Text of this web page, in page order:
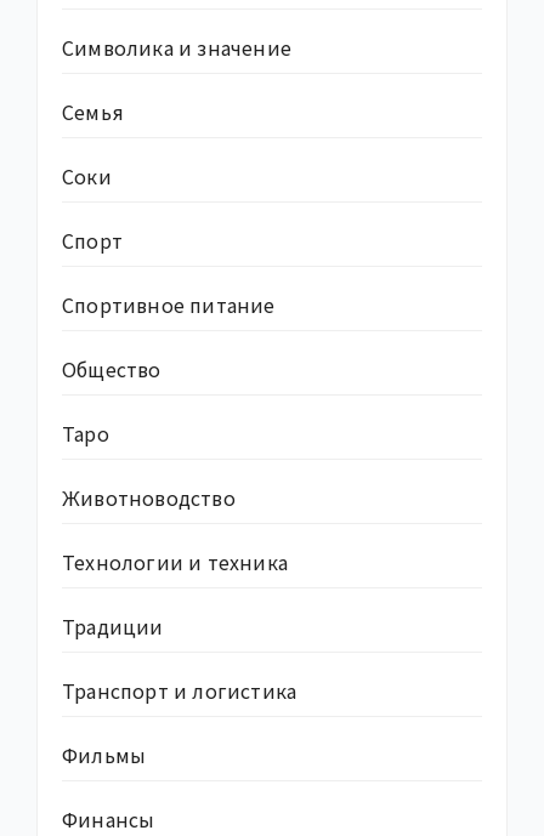
Символика и значение
Семья
Соки
Спорт
Спортивное питание
Общество
Таро
Животноводство
Технологии и техника
Традиции
Транспорт и логистика
Фильмы
Финансы